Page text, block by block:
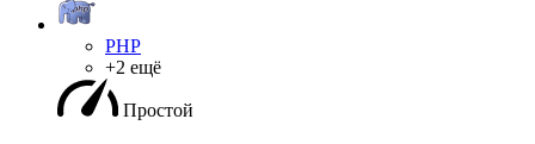
PHP
+2 ещё
Простой